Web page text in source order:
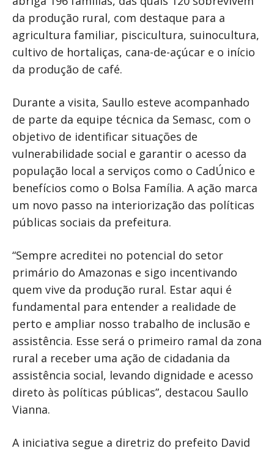
da produção rural, com destaque para a
agricultura familiar, piscicultura, suinocultura,
cultivo de hortaliças, cana-de-açúcar e o início
da produção de café.
Durante a visita, Saullo esteve acompanhado
de parte da equipe técnica da Semasc, com o
objetivo de identificar situações de
vulnerabilidade social e garantir o acesso da
população local a serviços como o CadÚnico e
benefícios como o Bolsa Família. A ação marca
um novo passo na interiorização das políticas
públicas sociais da prefeitura.
“Sempre acreditei no potencial do setor
primário do Amazonas e sigo incentivando
quem vive da produção rural. Estar aqui é
fundamental para entender a realidade de
perto e ampliar nosso trabalho de inclusão e
assistência. Esse será o primeiro ramal da zona
rural a receber uma ação de cidadania da
assistência social, levando dignidade e acesso
direto às políticas públicas”, destacou Saullo
Vianna.
A iniciativa segue a diretriz do prefeito David